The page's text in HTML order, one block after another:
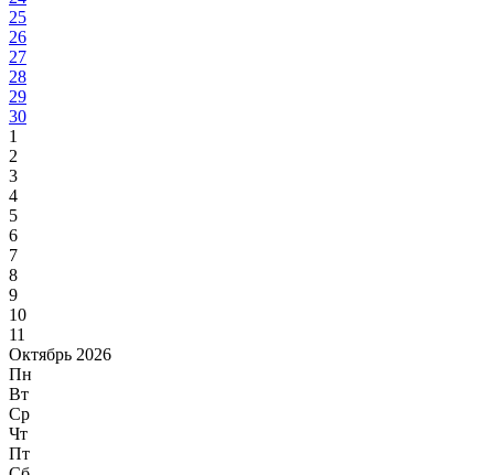
25
26
27
28
29
30
1
2
3
4
5
6
7
8
9
10
11
Октябрь 2026
Пн
Вт
Ср
Чт
Пт